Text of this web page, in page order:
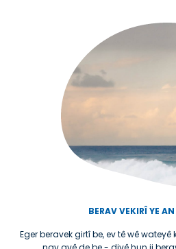
BERAV VEKIRÎ YE
Eger beravek girtî be, ev tê wê